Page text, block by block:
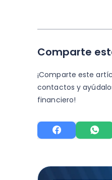
Comparte
¡Comparte este
contactos y
financiero!